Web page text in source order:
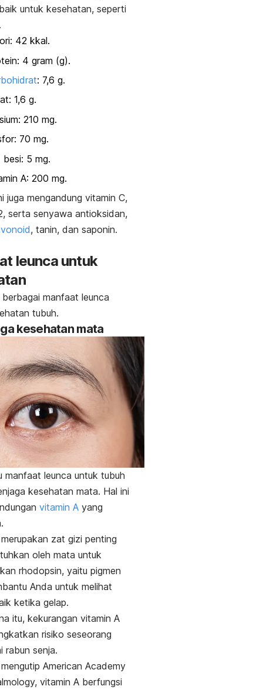
untuk kesehatan, seperti
42 kkal.
4 gram (g).
: 7,6 g.
1,6 g.
210 mg.
70 mg.
besi: 5 mg.
A: 200 mg.
juga mengandung vitamin C,
serta senyawa antioksidan,
, tanin, dan saponin.
leunca untuk
manfaat leunca
tubuh.
kesehatan mata
manfaat leunca untuk tubuh
kesehatan mata. Hal ini
vitamin A yang
zat gizi penting
oleh mata untuk
rhodopsin, yaitu pigmen
Anda untuk melihat
ketika gelap.
itu, kekurangan vitamin A
risiko seseorang
rabun senja.
American Academy
, vitamin A berfungsi